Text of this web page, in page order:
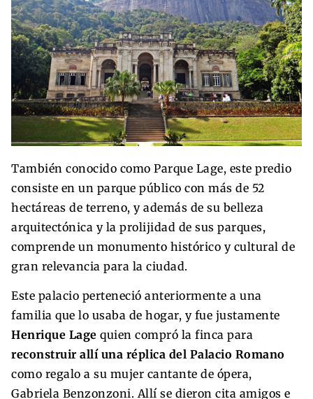
También conocido como Parque Lage, este predio
consiste en un parque público con más de 52
hectáreas de terreno, y además de su belleza
arquitectónica y la prolijidad de sus parques,
comprende un monumento histórico y cultural de
gran relevancia para la ciudad.
Este palacio perteneció anteriormente a una
familia que lo usaba de hogar, y fue justamente
Henrique Lage quien compró la finca para
reconstruir allí una réplica del Palacio Romano
como regalo a su mujer cantante de ópera,
Gabriela Benzonzoni. Allí se dieron cita amigos e